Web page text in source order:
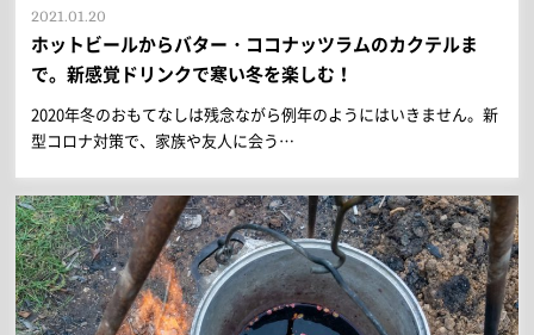
ホットビールからバター・ココナッツラムのカクテルま
で。新感覚ドリンクで寒い冬を楽しむ！
2021.01.20
2020年冬のおもてなしは残念ながら例年のようにはいきません。新
型コロナ対策で、家族や友人に会う…